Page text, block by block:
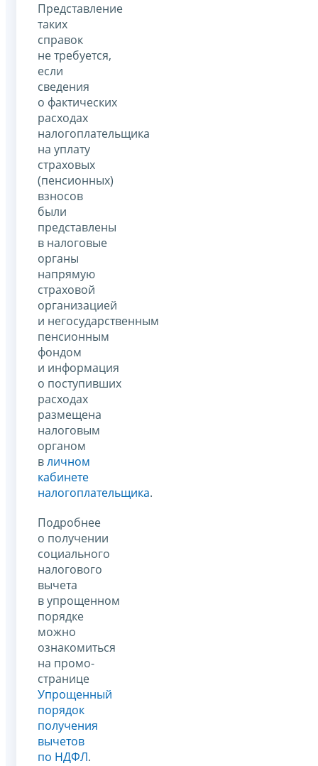
Представление
таких
справок
не требуется,
если
сведения
о фактических
расходах
налогоплательщика
на уплату
страховых
(пенсионных)
взносов
были
представлены
в налоговые
органы
напрямую
страховой
организацией
и негосударственным
пенсионным
фондом
и информация
о поступивших
расходах
размещена
налоговым
органом
вличном
кабинете
налогоплательщика.
Подробнее
о получении
социального
налогового
вычета
в упрощенном
порядке
можно
ознакомиться
на промо-
странице
Упрощенный
порядок
получения
вычетов
по НДФЛ.